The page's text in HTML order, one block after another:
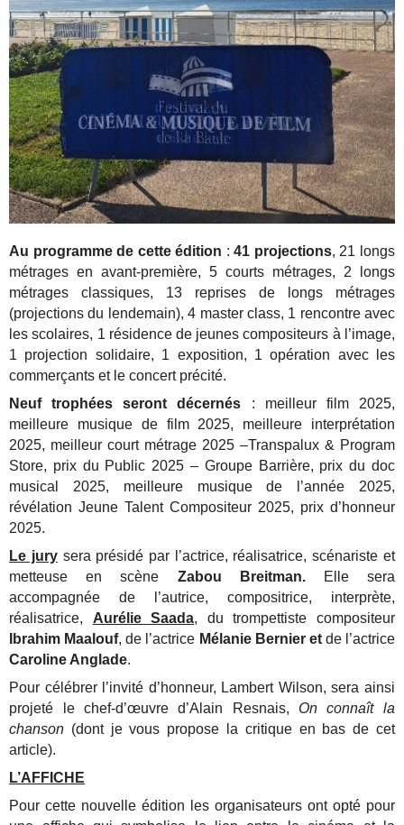
Au programme de cette édition :41 projections, 21 longs
métrages en avant-première, 5 courts métrages, 2 longs
métrages classiques, 13 reprises de longs métrages
(projections du lendemain), 4 master class, 1 rencontre avec
les scolaires, 1 résidence de jeunes compositeurs à l’image,
1 projection solidaire, 1 exposition, 1 opération avec les
commerçants et le concert précité.
Neuf trophées seront décernés : meilleur film 2025,
meilleure musique de film 2025, meilleure interprétation
2025, meilleur court métrage 2025 –Transpalux & Program
Store, prix du Public 2025 – Groupe Barrière, prix du doc
musical 2025, meilleure musique de l’année 2025,
révélation Jeune Talent Compositeur 2025, prix d’honneur
2025.
Le jurysera présidé par l’actrice, réalisatrice, scénariste et
metteuse en scène Zabou Breitman.Elle sera
accompagnée de l’autrice, compositrice, interprète,
réalisatrice, Aurélie Saada, du trompettiste compositeur
Ibrahim Maalouf, de l’actrice Mélanie Bernier etde l’actrice
Caroline Anglade.
Pour célébrer l’invité d’honneur, Lambert Wilson, sera ainsi
projeté le chef-d’œuvre d’Alain Resnais, On connaît la
chanson (dont je vous propose la critique en bas de cet
article).
L’AFFICHE
Pour cette nouvelle édition les organisateurs ont opté pour